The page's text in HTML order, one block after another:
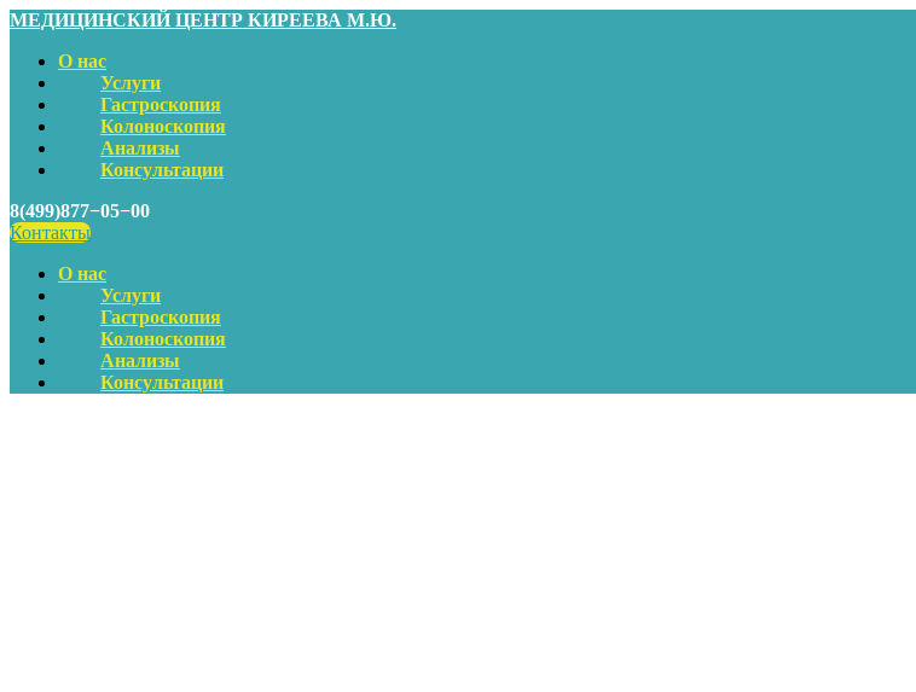
МЕДИЦИНСКИЙ ЦЕНТР КИРЕЕВА М.Ю.
О нас
Услуги
Гастроскопия
Колоноскопия
Анализы
Консультации
8(499)877−05−00
Контакты
О нас
Услуги
Гастроскопия
Колоноскопия
Анализы
Консультации